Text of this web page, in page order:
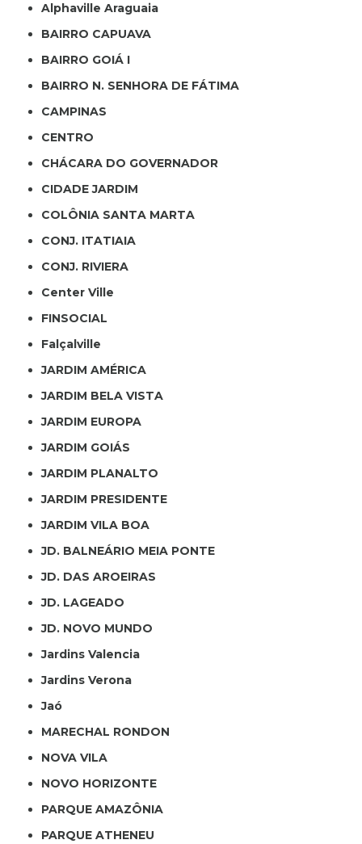
Alphaville Araguaia
BAIRRO CAPUAVA
BAIRRO GOIÁ I
BAIRRO N. SENHORA DE FÁTIMA
CAMPINAS
CENTRO
CHÁCARA DO GOVERNADOR
CIDADE JARDIM
COLÔNIA SANTA MARTA
CONJ. ITATIAIA
CONJ. RIVIERA
Center Ville
FINSOCIAL
Falçalville
JARDIM AMÉRICA
JARDIM BELA VISTA
JARDIM EUROPA
JARDIM GOIÁS
JARDIM PLANALTO
JARDIM PRESIDENTE
JARDIM VILA BOA
JD. BALNEÁRIO MEIA PONTE
JD. DAS AROEIRAS
JD. LAGEADO
JD. NOVO MUNDO
Jardins Valencia
Jardins Verona
Jaó
MARECHAL RONDON
NOVA VILA
NOVO HORIZONTE
PARQUE AMAZÔNIA
PARQUE ATHENEU